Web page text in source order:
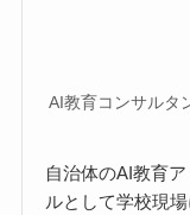
AI教育コンサルタ
自治体のAI教育
ルとして学校現